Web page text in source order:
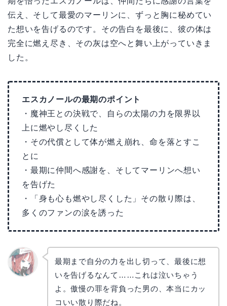
伝え、そして最愛のマーリンに、ずっと胸に秘めてい
た想いを告げるのです。その告白を最後に、彼の体は
完全に燃え尽き、その灰は空へと舞い上がっていきま
した。
エスカノールの最期のポイント
・魔神王との決戦で、自らの太陽の力を限界以
上に燃やし尽くした
・その代償として体が燃え崩れ、命を落とすこ
とに
・最期に仲間へ感謝を、そしてマーリンへ想い
を告げた
・「身も心も燃やし尽くした」その散り際は、
多くのファンの涙を誘った
最期まで自分の力を出し切って、最後に想
いを告げるなんて……これは泣いちゃう
よ。傲慢の罪を背負った男の、本当にカッ
コいい散り際だね。